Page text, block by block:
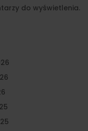
do wyświetlenia.